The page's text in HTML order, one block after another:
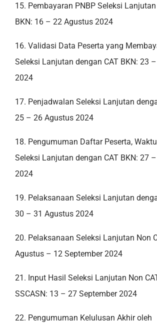
15. Pembayaran PNBP Seleksi
BKN: 16 – 22 Agustus 2024
16. Validasi Data Peserta yang
Seleksi Lanjutan dengan CAT BKN: 23
2024
17. Penjadwalan Seleksi Lanjutan
25 – 26 Agustus 2024
18. Pengumuman Daftar Peserta,
Seleksi Lanjutan dengan CAT BKN: 27
2024
19. Pelaksanaan Seleksi Lanjutan
30 – 31 Agustus 2024
20. Pelaksanaan Seleksi Lanjutan Non
Agustus – 12 September 2024
21. Input Hasil Seleksi Lanjutan Non
SSCASN: 13 – 27 September 2024
22. Pengumuman Kelulusan Akhir oleh